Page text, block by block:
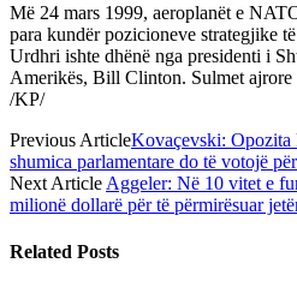
Më 24 mars 1999, aeroplanët e
para kundër pozicioneve strategjike
Urdhri ishte dhënë nga presidenti i
Amerikës, Bill Clinton. Sulmet ajrore
/KP/
Previous ArticleKovaçevski: Opozita
shumica parlamentare do të votojë
Next Article Aggeler: Në 10 vitet e
milionë dollarë për të përmirësuar
Related Posts